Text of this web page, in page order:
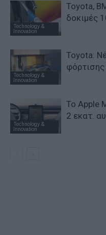
Technology &
Innovation
Toyota,
δοκιμές
Technology &
Innovation
Toyota:
Technology &
Innovation
Το Apple
2 εκατ.